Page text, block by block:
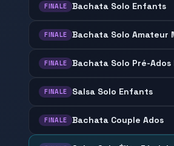
FINALE Bachata Solo Enfants
FINALE
FINALE
FINALE Salsa Solo Enfants
FINALE Bachata Couple Ados